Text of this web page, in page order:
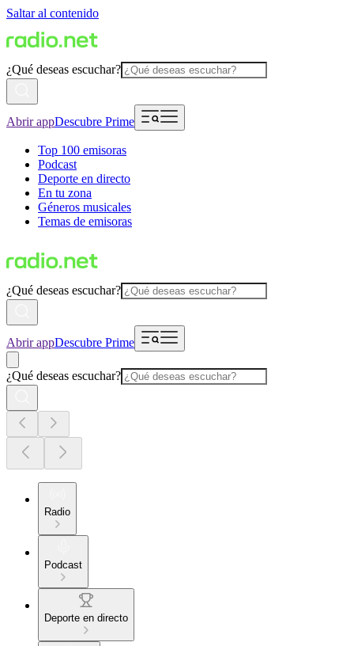
Saltar al contenido
¿Qué deseas escuchar?
Abrir appDescubre Prime
Top 100 emisoras
Podcast
Deporte en directo
En tu zona
Géneros musicales
Temas de emisoras
¿Qué deseas escuchar?
Abrir appDescubre Prime
¿Qué deseas escuchar?
Radio
Podcast
Deporte en directo